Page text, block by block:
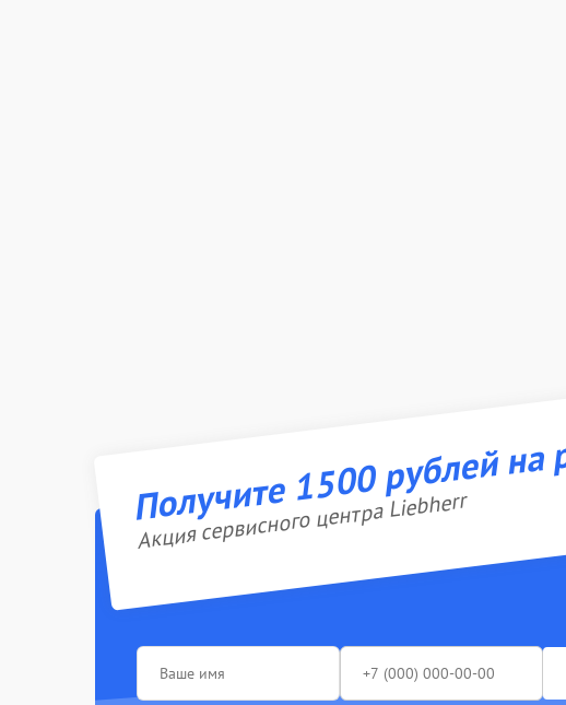
Получите 1500 рублей
Акция сервисного центра Liebherr